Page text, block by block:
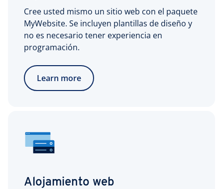
Cree usted mismo un sitio web con el paquete
MyWebsite. Se incluyen plantillas de diseño y
no es necesario tener experiencia en
programación.
Learn more
Alojamiento web